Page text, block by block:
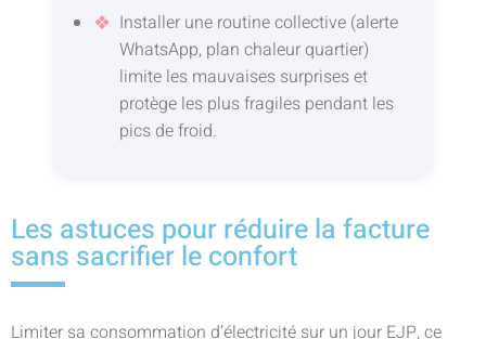
Installer une routine collective (alerte
WhatsApp, plan chaleur quartier)
limite les mauvaises surprises et
protège les plus fragiles pendant les
pics de froid.
Les astuces pour réduire la facture
sans sacrifier le confort
Limiter sa consommation d’électricité sur un jour EJP, ce